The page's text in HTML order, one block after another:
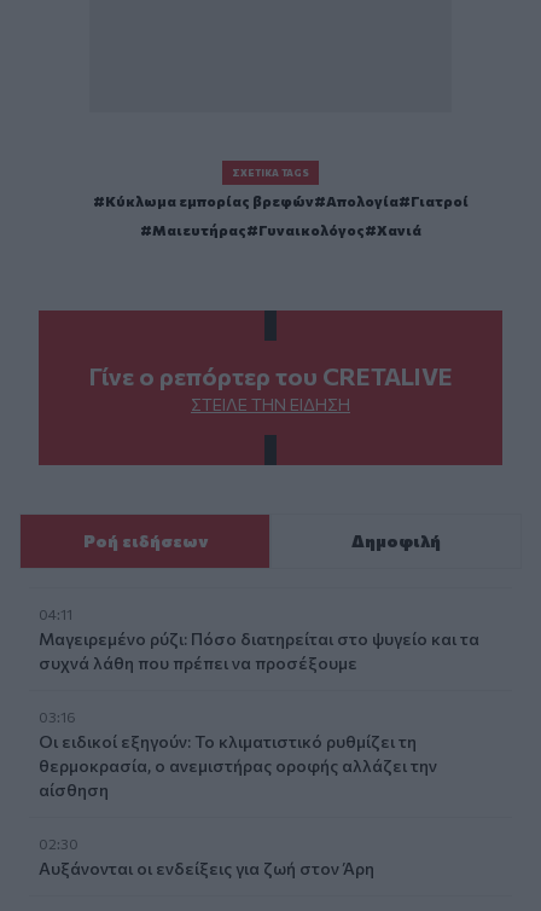
ΣΧΕΤΙΚΆ TAGS
Κύκλωμα εμπορίας βρεφών Απολογία
Γιατροί
Μαιευτήρας
Γυναικολόγος Χανιά
Γίνε ο ρεπόρτερ του CRETALIVE
ΣΤΕΊΛΕ ΤΗΝ ΕΊΔΗΣΗ
Ροή ειδήσεων Δημοφιλή
04:11
Μαγειρεμένο ρύζι: Πόσο διατηρείται στο ψυγείο και τα
συχνά λάθη που πρέπει να προσέξουμε
03:16
Οι ειδικοί εξηγούν: Το κλιματιστικό ρυθμίζει τη
θερμοκρασία, ο ανεμιστήρας οροφής αλλάζει την
αίσθηση
02:30
Αυξάνονται οι ενδείξεις για ζωή στον Άρη